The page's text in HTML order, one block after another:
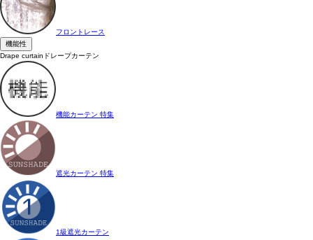
フロントレース
機能性
Drape curtain ドレープカーテン
機能カーテン 特集
遮光カーテン 特集
1級遮光カーテン